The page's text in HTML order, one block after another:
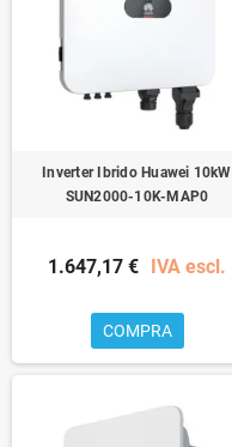
Inverter Ibrido Huawei 10kW
SUN2000-10K-MAP0
1.647,17 € IVA escl.
COMPRA